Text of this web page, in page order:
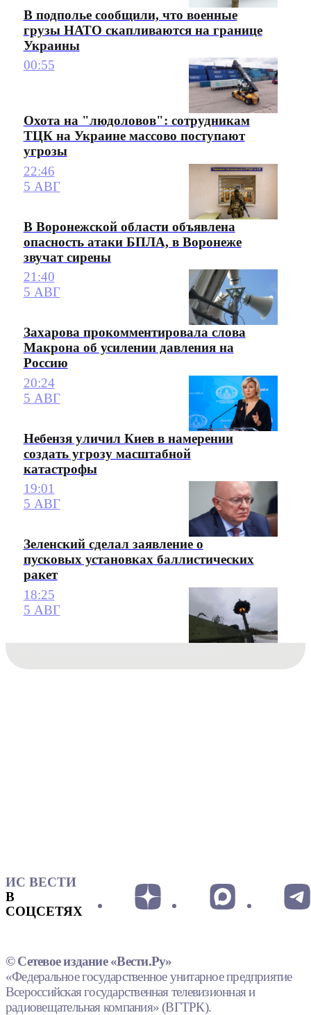
В подполье сообщили, что военные
грузы НАТО скапливаются на границе
Украины
00:55
Охота на "людоловов": сотрудникам
ТЦК на Украине массово поступают
угрозы
22:46
5 АВГ
В Воронежской области объявлена
опасность атаки БПЛА, в Воронеже
звучат сирены
21:40
5 АВГ
Захарова прокомментировала слова
Макрона об усилении давления на
Россию
20:24
5 АВГ
Небензя уличил Киев в намерении
создать угрозу масштабной
катастрофы
19:01
5 АВГ
Зеленский сделал заявление о
пусковых установках баллистических
ракет
18:25
5 АВГ
ИС ВЕСТИ
В
СОЦСЕТЯХ
© Сетевое издание «Вести.Ру»
«Федеральное государственное унитарное предприятие
Всероссийская государственная телевизионная и
радиовещательная компания» (ВГТРК).